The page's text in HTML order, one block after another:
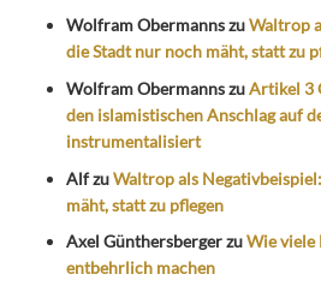
Wolfram ObermannszuWaltrop
die Stadt nur noch mäht, statt zu
Wolfram ObermannszuArtikel 3
den islamistischen Anschlag auf
instrumentalisiert
AlfzuWaltrop als
mäht, statt zu pflegen
Axel GünthersbergerzuWie viele
entbehrlich machen